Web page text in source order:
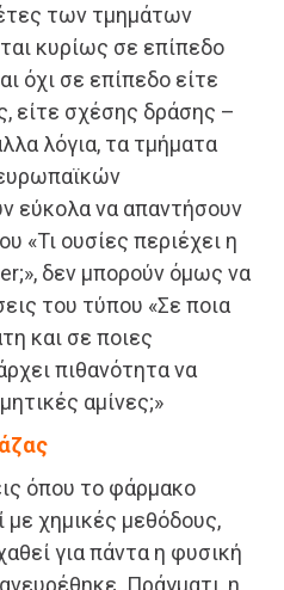
των τμημάτων
κυρίως σε επίπεδο
όχι σε επίπεδο είτε
είτε σχέσης δράσης –
λόγια, τα τμήματα
εύκολα να απαντήσουν
«Τι ουσίες περιέχει η
δεν μπορούν όμως να
του τύπου «Σε ποια
και σε ποιες
πιθανότητα να
αμίνες;»
όπου το φάρμακο
με χημικές μεθόδους,
για πάντα η φυσική
Πράγματι, η